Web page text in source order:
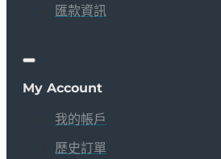
匯款資訊
My Account
我的帳戶
歷史訂單